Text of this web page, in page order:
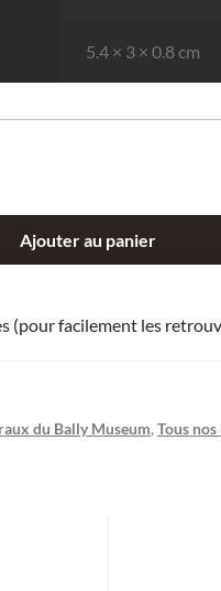
5.4 × 3 × 0.8 cm
Ajouter au panier
(pour facilement les
du Bally Museum, Tous